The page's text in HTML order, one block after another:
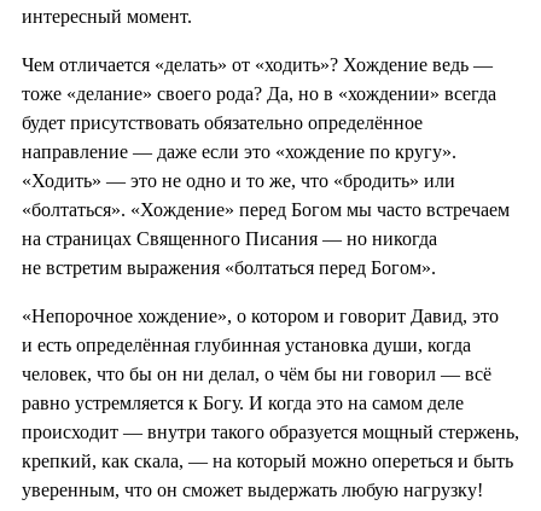
интересный момент.
Чем отличается «делать» от «ходить»? Хождение ведь —
тоже «делание» своего рода? Да, но в «хождении» всегда
будет присутствовать обязательно определённое
направление — даже если это «хождение по кругу».
«Ходить» — это не одно и то же, что «бродить» или
«болтаться». «Хождение» перед Богом мы часто встречаем
на страницах Священного Писания — но никогда
не встретим выражения «болтаться перед Богом».
«Непорочное хождение», о котором и говорит Давид, это
и есть определённая глубинная установка души, когда
человек, что бы он ни делал, о чём бы ни говорил — всё
равно устремляется к Богу. И когда это на самом деле
происходит — внутри такого образуется мощный стержень,
крепкий, как скала, — на который можно опереться и быть
уверенным, что он сможет выдержать любую нагрузку!